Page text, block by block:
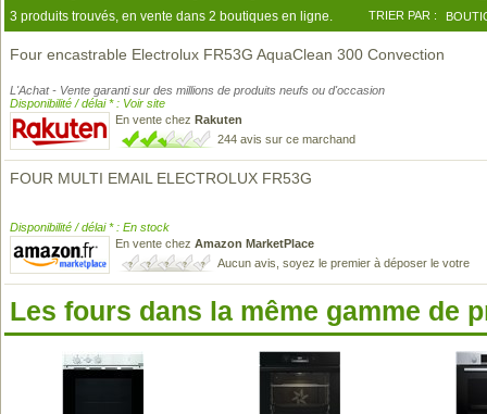
3 produits trouvés, en vente dans 2 boutiques en ligne. TRIER PAR :
Four encastrable Electrolux FR53G AquaClean 300 Convection
L'Achat - Vente garanti sur des millions de produits neufs ou d'occasion
Disponibilité / délai * : Voir site
En vente chez Rakuten
244 avis sur ce marchand
FOUR MULTI EMAIL ELECTROLUX FR53G
Disponibilité / délai * : En stock
En vente chez Amazon MarketPlace
Aucun avis, soyez le premier à déposer le votre
Les fours dans la même gamme de